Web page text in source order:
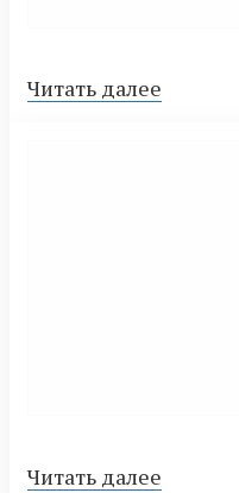
Читать далее
Читать далее